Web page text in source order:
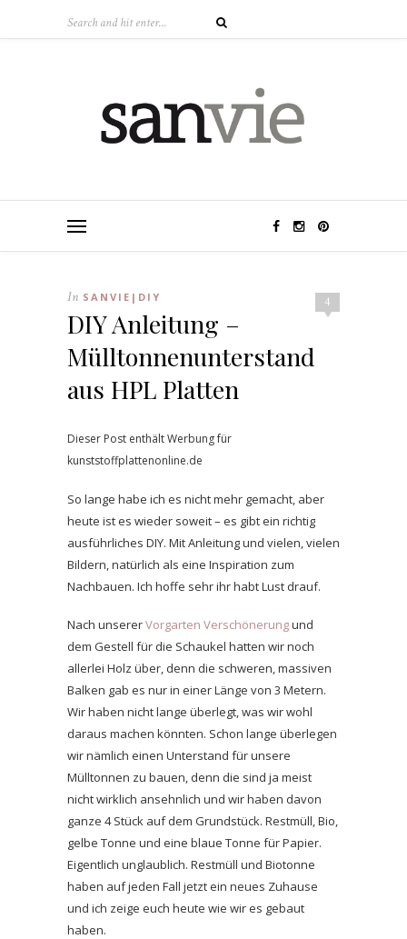
4
In SANVIE|DIY
DIY Anleitung –
Mülltonnenunterstand
aus HPL Platten
Dieser Post enthält Werbung für
kunststoffplattenonline.de
So lange habe ich es nicht mehr gemacht, aber
heute ist es wieder soweit – es gibt ein richtig
ausführliches DIY. Mit Anleitung und vielen, vielen
Bildern, natürlich als eine Inspiration zum
Nachbauen. Ich hoffe sehr ihr habt Lust drauf.
Nach unsererVorgarten Verschönerungund
dem Gestell für die Schaukel hatten wir noch
allerlei Holz über, denn die schweren, massiven
Balken gab es nur in einer Länge von 3 Metern.
Wir haben nicht lange überlegt, was wir wohl
daraus machen könnten. Schon lange überlegen
wir nämlich einen Unterstand für unsere
Mülltonnen zu bauen, denn die sind ja meist
nicht wirklich ansehnlich und wir haben davon
ganze 4 Stück auf dem Grundstück. Restmüll, Bio,
gelbe Tonne und eine blaue Tonne für Papier.
Eigentlich unglaublich. Restmüll und Biotonne
haben auf jeden Fall jetzt ein neues Zuhause
und ich zeige euch heute wie wir es gebaut
haben.